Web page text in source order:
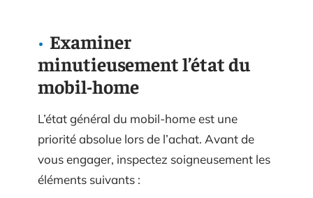
Examiner
minutieusement l’état du
mobil-home
L’état général du mobil-home est une
priorité absolue lors de l’achat. Avant de
vous engager, inspectez soigneusement les
éléments suivants :